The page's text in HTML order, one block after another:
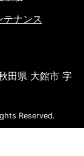
テナンス
田県 大館市 字
Reserved.